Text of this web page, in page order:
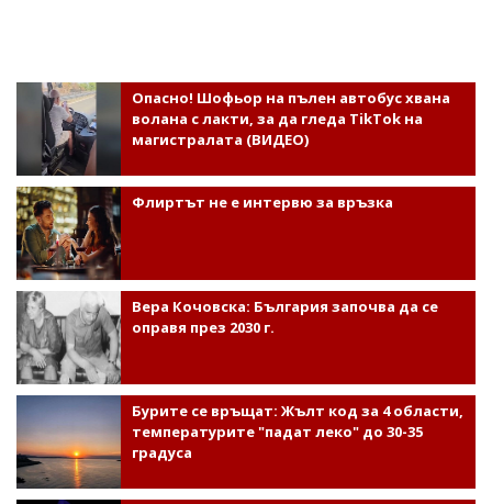
Опасно! Шофьор на пълен автобус хвана
волана с лакти, за да гледа TikTok на
магистралата (ВИДЕО)
Флиртът не е интервю за връзка
Вера Кочовска: България започва да се
оправя през 2030 г.
Бурите се връщат: Жълт код за 4 области,
температурите "падат леко" до 30-35
градуса